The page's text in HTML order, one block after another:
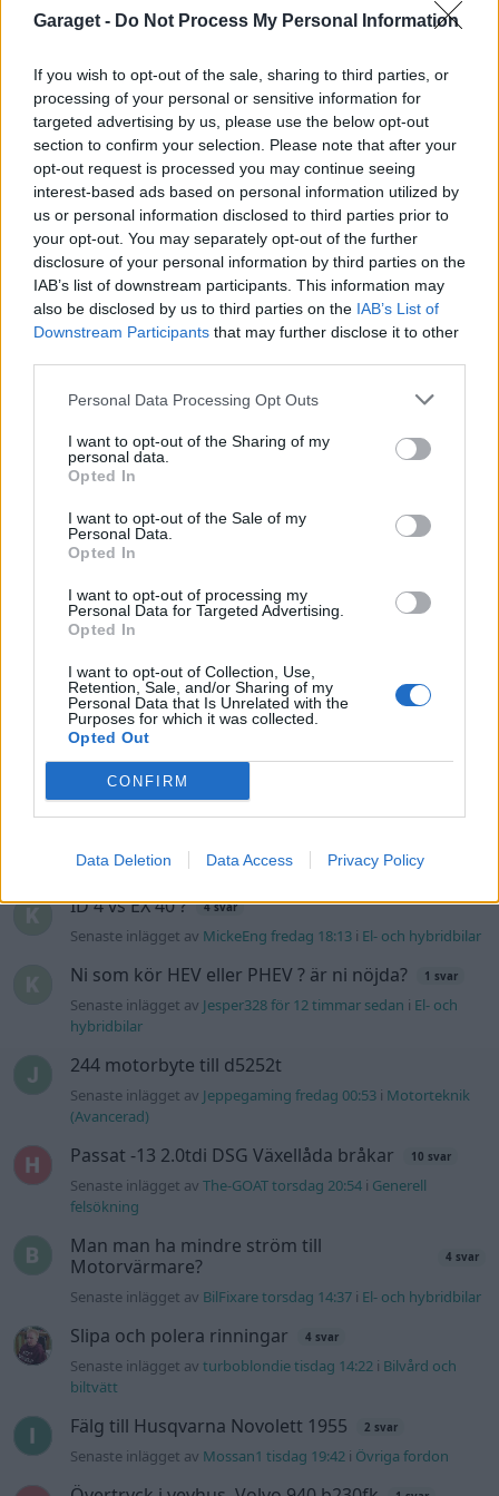
Garaget - Do Not Process My Personal Information
If you wish to opt-out of the sale, sharing to third parties, or
processing of your personal or sensitive information for
targeted advertising by us, please use the below opt-out
section to confirm your selection. Please note that after your
opt-out request is processed you may continue seeing
interest-based ads based on personal information utilized by
us or personal information disclosed to third parties prior to
your opt-out. You may separately opt-out of the further
disclosure of your personal information by third parties on the
IAB’s list of downstream participants. This information may
also be disclosed by us to third parties on the IAB’s List of
Downstream Participants that may further disclose it to other
Personal Data Processing Opt Outs
I want to opt-out of the Sharing of my
personal data.
Opted In
I want to opt-out of the Sale of my
Personal Data.
Opted In
I want to opt-out of processing my
Personal Data for Targeted Advertising.
Opted In
I want to opt-out of Collection, Use,
Retention, Sale, and/or Sharing of my
Personal Data that Is Unrelated with the
Purposes for which it was collected.
Opted Out
CONFIRM
Data Deletion Data Access Privacy Policy
Senaste inlägget av jarleb för 10 timmar sedan i Projekt
to basic. + garagefix.
Senaste inlägget avPutteliten fredag 22:10iProjekt
Volkswagen Golf MK4 v6 4motion OEM++
med JDM inspiration.
14 svar
Senaste inlägget avStol3n_Identity fredag 10:06 iProjekt
Manta b som ska räddas (kaross eller
delar sökes)
Senaste inlägget av Tyfors torsdag 23:25iProjekt
Huggern goes big block with 427 ZL-1!
Camaro som bruksbil?! 57 svar
Volkswagen split bus t1 1962
Senaste inlägget av
Golf Mk2 16v Turbo
Senaste inlägget av
Volvo 245 ?Turbo? 40 svar
Senaste inlägget av
Renovering av en Honda Civic Aerodeck
VTi
Senaste inlägget av Xebers76 onsdag 20:48
Nyaste forumtrådarna
Bestyckningsfundering. Zenith INAT 35/40
förgasare
Motorteknik (Avancerad)
ID 4 vs EX 40 ? 4 svar
Senaste inlägget av MickeEng fredag 18:13 i El- och hybridbilar
Ni som kör HEV eller PHEV ? är ni nöjda? 1 svar
Senaste inlägget av Jesper328 för 12 timmar sedan i El- och
hybridbilar
244 motorbyte till d5252t
Senaste inlägget av Jeppegaming fredag 00:53 i Motorteknik
(Avancerad)
Passat -13 2.0tdi DSG Växellåda bråkar 10 svar
Senaste inlägget avThe-GOAT torsdag 20:54 i Generell
felsökning
Man man ha mindre ström till
Motorvärmare?
4 svar
Senaste inlägget av BilFixare torsdag 14:37 i El- och hybridbilar
Slipa och polera rinningar 4 svar
Senaste inlägget avturboblondie tisdag 14:22 i Bilvård och
biltvätt
Fälg till Husqvarna Novolett 1955 2 svar
Senaste inlägget av Mossan1 tisdag 19:42 i Övriga fordon